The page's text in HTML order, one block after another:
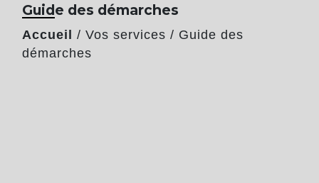
Guide des démarches
Accueil / Vos services / Guide des
démarches